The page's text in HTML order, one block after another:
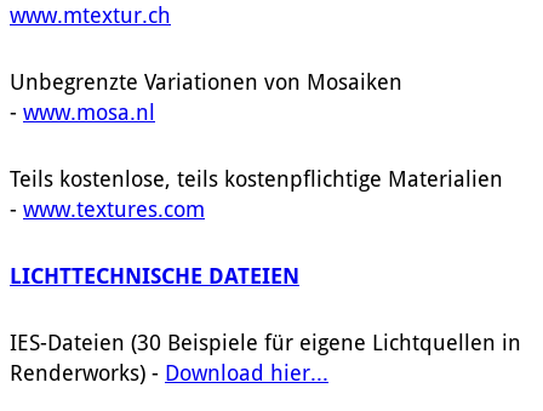
www.mtextur.ch
Unbegrenzte Variationen von Mosaiken
- www.mosa.nl
Teils kostenlose, teils kostenpflichtige Materialien
- www.textures.com
LICHTTECHNISCHE DATEIEN
IES-Dateien (30 Beispiele für eigene Lichtquellen in
Renderworks) - Download hier...